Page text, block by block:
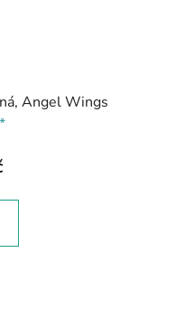
Angel Wings